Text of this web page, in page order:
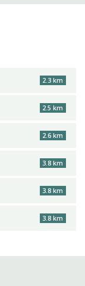
2.3 km
2.5 km
2.6 km
3.8 km
3.8 km
3.8 km